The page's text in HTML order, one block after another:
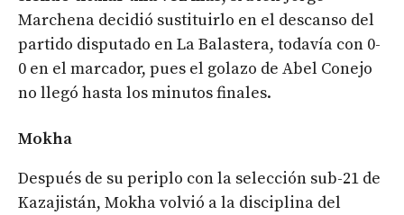
Marchena decidió sustituirlo en el descanso del
partido disputado en La Balastera, todavía con 0-
0 en el marcador, pues el golazo de Abel Conejo
no llegó hasta los minutos finales.
Mokha
Después de su periplo con la selección sub-21 de
Kazajistán, Mokha volvió a la disciplina del